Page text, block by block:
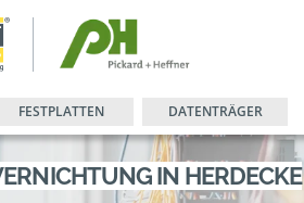
FESTPLATTEN DATENTRÄGER
IN HERDECKE